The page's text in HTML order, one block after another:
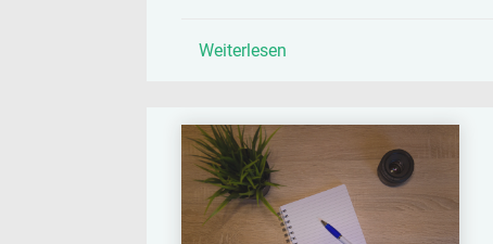
Weiterlesen